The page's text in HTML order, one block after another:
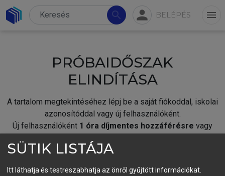
search person BELÉPÉS menu
PRÓBAIDŐSZAK
ELINDÍTÁSA
A tartalom megtekintéséhez lépj be a saját fiókoddal, iskolai
azonosítóddal vagy új felhasználóként.
Új felhasználóként 1 óra díjmentes hozzáférésre vagy
fiókoddal,vagy hozz létre új fiókot.
SÜTIK LISTÁJA
Itt láthatja és testreszabhatja az önről gyűjtött információkat.